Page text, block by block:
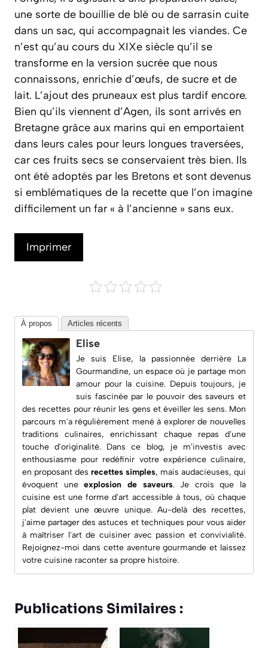
une sorte de bouillie de blé ou de sarrasin cuite
dans un sac, qui accompagnait les viandes. Ce
n’est qu’au cours du XIXe siècle qu’il se
transforme en la version sucrée que nous
connaissons, enrichie d’œufs, de sucre et de
lait. L’ajout des pruneaux est plus tardif encore.
Bien qu’ils viennent d’Agen, ils sont arrivés en
Bretagne grâce aux marins qui en emportaient
dans leurs cales pour leurs longues traversées,
car ces fruits secs se conservaient très bien. Ils
ont été adoptés par les Bretons et sont devenus
si emblématiques de la recette que l’on imagine
difficilement un far « à l’ancienne » sans eux.
Imprimer
À propos Articles récents
Elise
Je suis Elise, la passionnée derrière La
Gourmandine, un espace où je partage mon
amour pour la cuisine. Depuis toujours, je
suis fascinée par le pouvoir des saveurs et
des recettes pour réunir les gens et éveiller les sens. Mon
parcours m'a régulièrement mené à explorer de nouvelles
traditions culinaires, enrichissant chaque repas d'une
touche d'originalité. Dans ce blog, je m'investis avec
enthousiasme pour redéfinir votre expérience culinaire,
en proposant des recettes simples, mais audacieuses, qui
évoquent uneexplosion de saveurs. Je crois que la
cuisine est une forme d'art accessible à tous, où chaque
plat devient une œuvre unique. Au-delà des recettes,
j'aime partager des astuces et techniques pour vous aider
à maîtriser l'art de cuisiner avec passion et convivialité.
Rejoignez-moi dans cette aventure gourmande et laissez
votre cuisine raconter sa propre histoire.
Publications Similaires :